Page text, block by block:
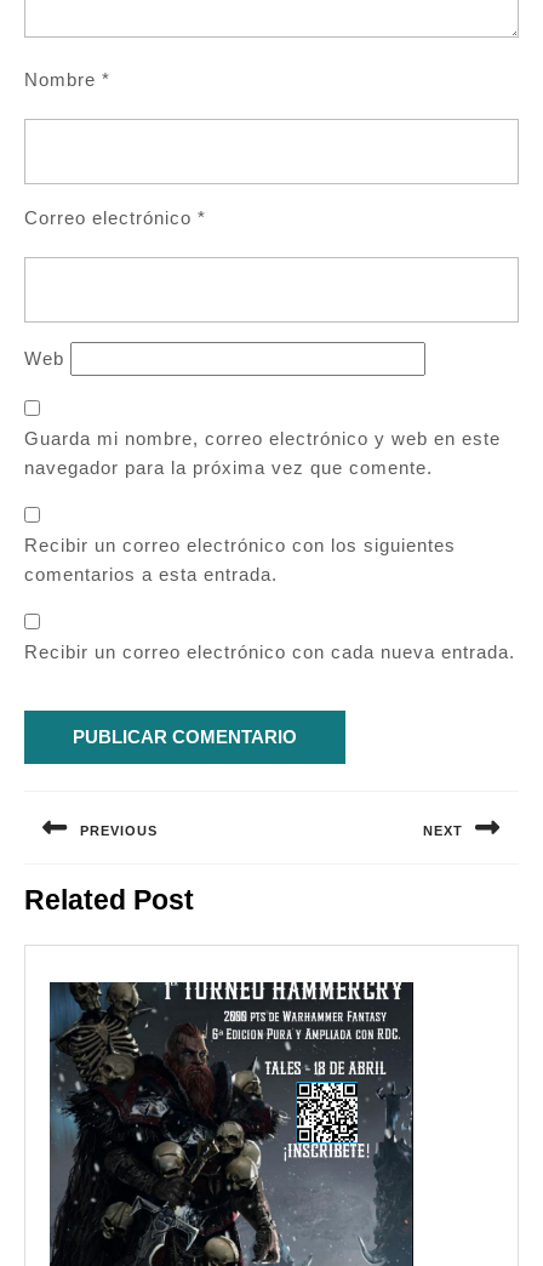
Nombre *
Correo electrónico *
Web
Guarda mi nombre, correo electrónico y web en este
navegador para la próxima vez que comente.
Recibir un correo electrónico con los siguientes
comentarios a esta entrada.
Recibir un correo electrónico con cada nueva entrada.
de
PREVIOUS
anterior:
NEXT
Related Post